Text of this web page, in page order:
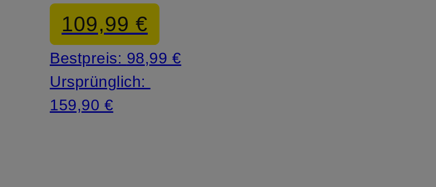
109,99 €
Bestpreis: 98,99 €
Ursprünglich:
159,90 €